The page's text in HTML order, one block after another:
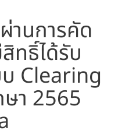
านการคัด
ทธิ์ได้รับ
บ Clearing
า 2565